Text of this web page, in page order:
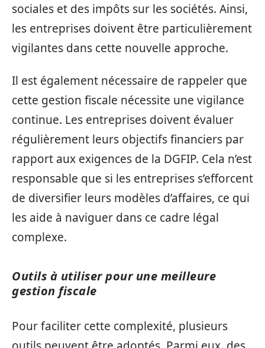
sociales et des impôts sur les sociétés. Ainsi,
les entreprises doivent être particulièrement
vigilantes dans cette nouvelle approche.
Il est également nécessaire de rappeler que
cette gestion fiscale nécessite une vigilance
continue. Les entreprises doivent évaluer
régulièrement leurs objectifs financiers par
rapport aux exigences de la DGFIP. Cela n’est
responsable que si les entreprises s’efforcent
de diversifier leurs modèles d’affaires, ce qui
les aide à naviguer dans ce cadre légal
complexe.
Outils à utiliser pour une meilleure
gestion fiscale
Pour faciliter cette complexité, plusieurs